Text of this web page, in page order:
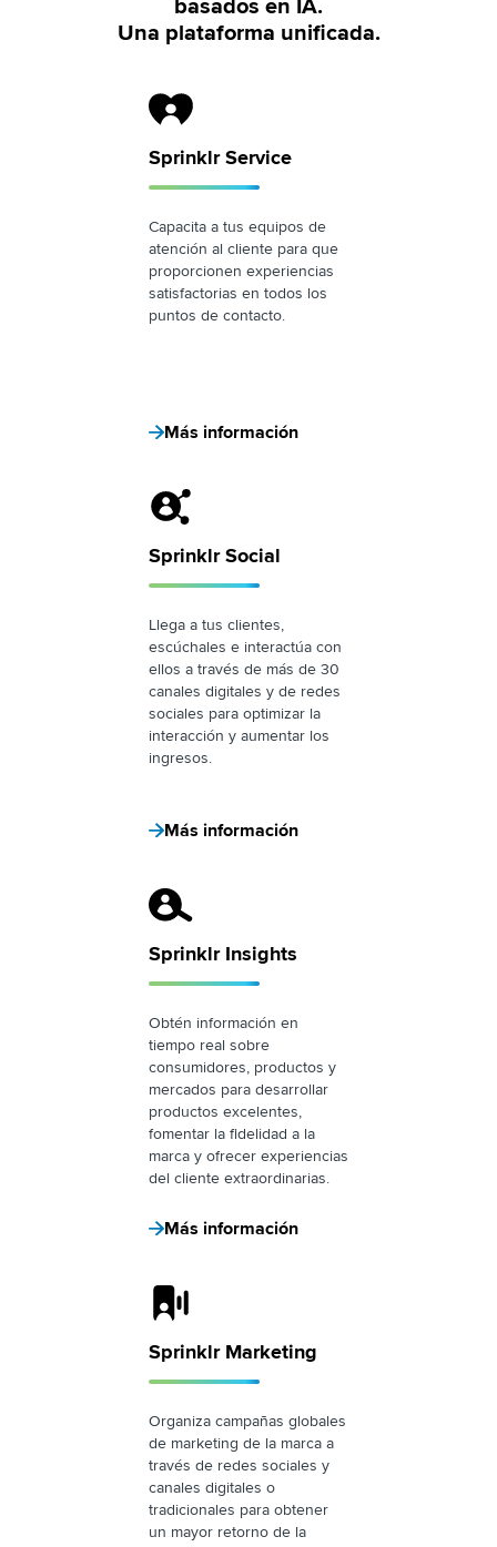
basados en IA.
Una plataforma unificada.
Sprinklr Service Logo
Sprinklr Service
Capacita a tus equipos de
atención al cliente para que
proporcionen experiencias
satisfactorias en todos los
puntos de contacto.
Más información
Sprinklr Social Logo
Sprinklr Social
Llega a tus clientes,
escúchales e interactúa con
ellos a través de más de 30
canales digitales y de redes
sociales para optimizar la
interacción y aumentar los
ingresos.
Más información
Sprinklr Insights Logo
Sprinklr Insights
Obtén información en
tiempo real sobre
consumidores, productos y
mercados para desarrollar
productos excelentes,
fomentar la fidelidad a la
marca y ofrecer experiencias
del cliente extraordinarias.
Más información
Sprinklr Marketing Logo
Sprinklr Marketing
Organiza campañas globales
de marketing de la marca a
través de redes sociales y
canales digitales o
tradicionales para obtener
un mayor retorno de la